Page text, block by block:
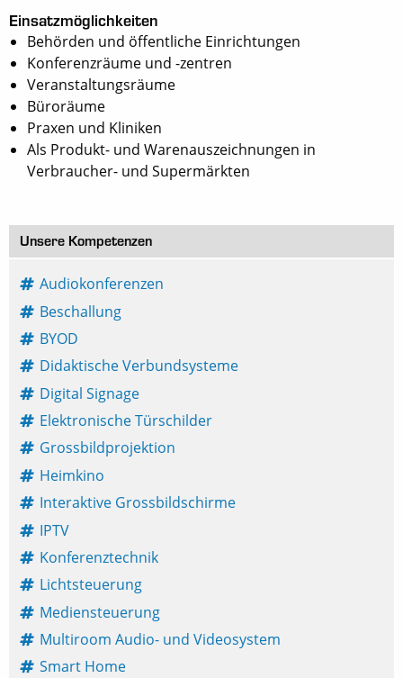
Einsatzmöglichkeiten
Behörden und öffentliche Einrichtungen
Konferenzräume und -zentren
Veranstaltungsräume
Büroräume
Praxen und Kliniken
Als Produkt- und Warenauszeichnungen in
Verbraucher- und Supermärkten
Unsere Kompetenzen
Audiokonferenzen
Beschallung
BYOD
Didaktische Verbundsysteme
Digital Signage
Elektronische Türschilder
Grossbildprojektion
Heimkino
Interaktive Grossbildschirme
IPTV
Konferenztechnik
Lichtsteuerung
Mediensteuerung
Multiroom Audio- und Videosystem
Smart Home